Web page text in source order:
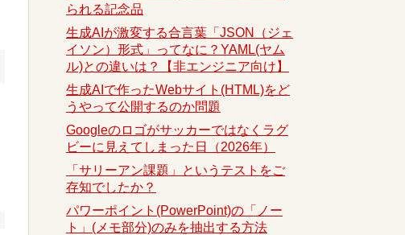
られる記念品
生成AIが激変する合言葉「JSON（ジェ
イソン）形式」ってなに？YAML(ヤム
ル)との違いは？【非エンジニア向け】
生成AIで作ったWebサイト(HTML)をど
うやって公開するのか問題
Googleのロゴがサッカーではなくラグ
ビーに見えてしまった日（2026年）
「サリーアン課題」というテストをご
存知でしたか？
パワーポイント(PowerPoint)の「ノー
ト」(メモ部分)のみを抽出する方法